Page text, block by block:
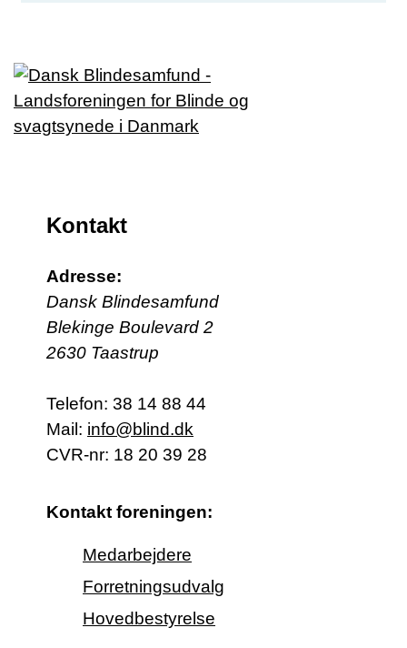
Kontakt
Adresse:
Dansk Blindesamfund
Blekinge Boulevard 2
2630 Taastrup
Telefon: 38 14 88 44
Mail: info@blind.dk
CVR-nr: 18 20 39 28
Kontakt foreningen:
Medarbejdere
Forretningsudvalg
Hovedbestyrelse